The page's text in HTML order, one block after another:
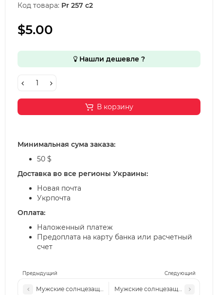
Предыдущий Следующий
Мужские солнцезащитные очки Pr 257 c3Мужские солнцезащитные очки
Код товара: Pr 257 c2
$5.00
Нашли дешевле ?
В корзину
Минимальная сума заказа:
50 $
Доставка во все регионы Украины:
Новая почта
Укрпочта
Оплата:
Наложенный платеж
Предоплата на карту банка или расчетный
счет